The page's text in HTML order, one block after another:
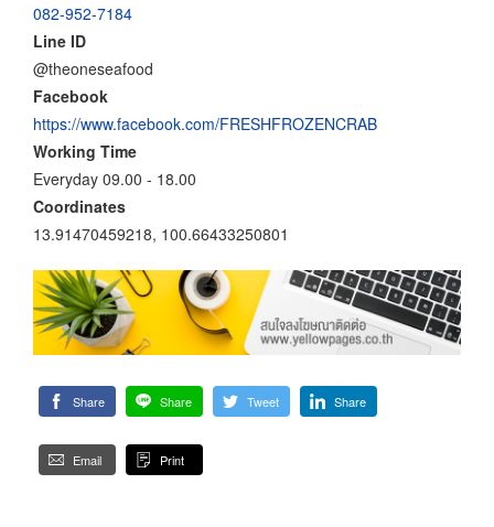
082-952-7184
Line ID
@theoneseafood
Facebook
https://www.facebook.com/FRESHFROZENCRAB
Working Time
Everyday 09.00 - 18.00
Coordinates
13.91470459218, 100.66433250801
Share Share Tweet Share
Email Print